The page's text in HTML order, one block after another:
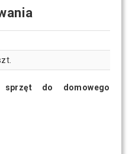
sprzęt do domowego